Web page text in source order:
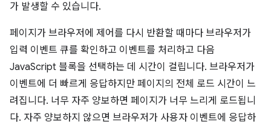
가 발생할 수 있습니다.
페이지가 브라우저에 제어를 다시 반환할 때마다 브라우저가
입력 이벤트 큐를 확인하고 이벤트를 처리하고 다음
JavaScript 블록을 선택하는 데 시간이 걸립니다. 브라우저가
이벤트에 더 빠르게 응답하지만 페이지의 전체 로드 시간이 느
려집니다. 너무 자주 양보하면 페이지가 너무 느리게 로드됩니
다. 자주 양보하지 않으면 브라우저가 사용자 이벤트에 응답하